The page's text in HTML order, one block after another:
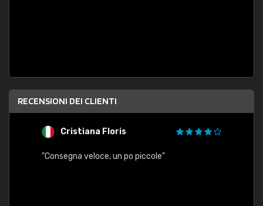
RECENSIONI DEI CLIENTI
Cristiana Floris
"Consegna veloce, un po piccole"